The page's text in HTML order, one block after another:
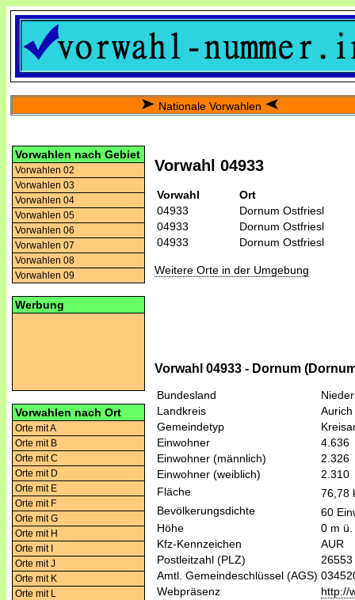
Nationale Vorwahlen
Vorwahlen nach Gebiet
Vorwahlen 02
Vorwahlen 03
Vorwahlen 04
Vorwahlen 05
Vorwahlen 06
Vorwahlen 07
Vorwahlen 08
Vorwahlen 09
Werbung
Vorwahlen nach Ort
Orte mit A
Orte mit B
Orte mit C
Orte mit D
Orte mit E
Orte mit F
Orte mit G
Orte mit H
Orte mit I
Orte mit J
Orte mit K
Orte mit L
Vorwahl 04933
Vorwahl
Ort
04933
Dornum Ostfriesl
04933
Dornum Ostfriesl
04933
Dornum Ostfriesl
Weitere Orte in der Umgebung
Vorwahl 04933 - Dornum
Bundesland
Landkreis
Aurich
Gemeindetyp
Einwohner
4.636
Einwohner (männlich)
2.326
Einwohner (weiblich)
2.310
Fläche
76,78
Bevölkerungsdichte
60
Höhe
0 m ü.
Kfz-Kennzeichen
AUR
Postleitzahl (PLZ)
26553
Amtl. Gemeindeschlüssel (AGS)
Webpräsenz
http://